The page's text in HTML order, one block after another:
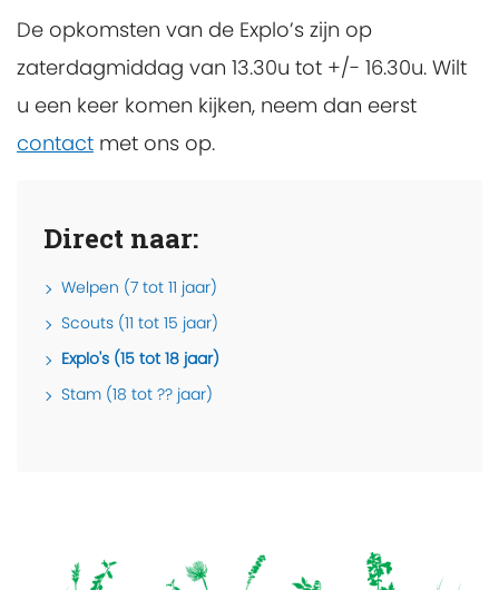
De opkomsten van de Explo’s zijn op
zaterdagmiddag van 13.30u tot +/- 16.30u. Wilt
u een keer komen kijken, neem dan eerst
contact met ons op.
Direct naar:
Welpen (7 tot 11 jaar)
Scouts (11 tot 15 jaar)
Explo's (15 tot 18 jaar)
Stam (18 tot ?? jaar)